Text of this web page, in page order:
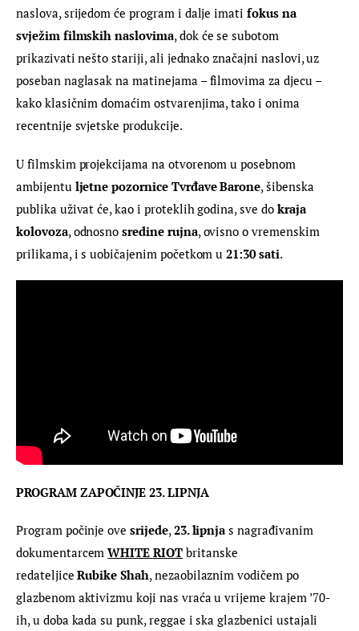
naslova, srijedom će program i dalje imati fokus na
svježim filmskih naslovima, dok će se subotom
prikazivati nešto stariji, ali jednako značajni naslovi, uz
poseban naglasak na matinejama – filmovima za djecu –
kako klasičnim domaćim ostvarenjima, tako i onima
recentnije svjetske produkcije.
U filmskim projekcijama na otvorenom u posebnom
ambijentu ljetne pozornice Tvrđave Barone, šibenska
publika uživat će, kao i proteklih godina, sve do kraja
kolovoza, odnosno sredine rujna, ovisno o vremenskim
prilikama, i s uobičajenim početkom u 21:30 sati.
PROGRAM ZAPOČINJE 23. LIPNJA
Program počinje ove srijede, 23. lipnja s nagrađivanim
dokumentarcem WHITE RIOT britanske
redateljice Rubike Shah, nezaobilaznim vodičem po
glazbenom aktivizmu koji nas vraća u vrijeme krajem ’70-
ih, u doba kada su punk, reggae i ska glazbenici ustajali